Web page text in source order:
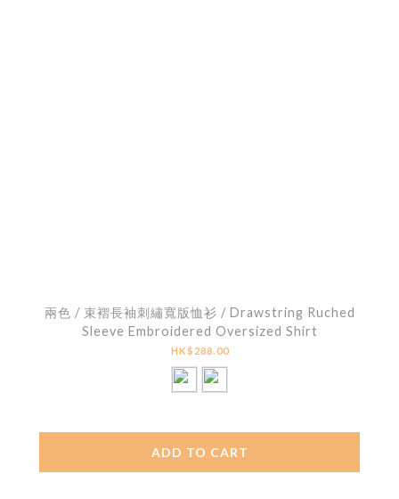
兩色 / 束褶長袖刺繡寬版恤衫 / Drawstring Ruched
Sleeve Embroidered Oversized Shirt
HK$288.00
ADD TO CART